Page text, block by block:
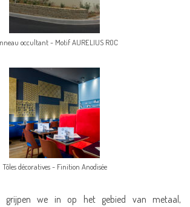
occultant - Motif AURELIUS ROC
Tôles décoratives - Finition Anodisée
grijpen we in op het gebied van metaal,